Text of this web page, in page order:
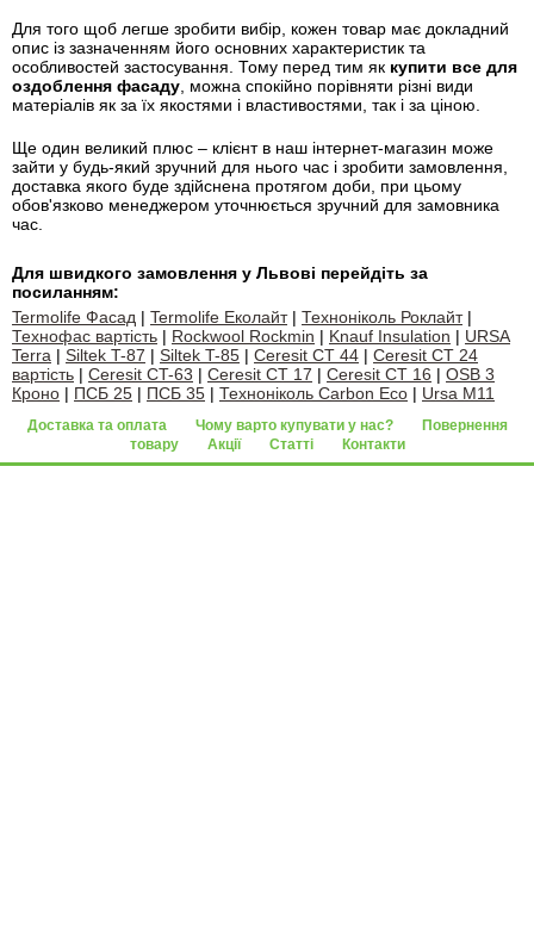
Для того щоб легше зробити вибір, кожен товар має докладний
опис із зазначенням його основних характеристик та
особливостей застосування. Тому перед тим як купити все для
оздоблення фасаду , можна спокійно порівняти різні види
матеріалів як за їх якостями і властивостями, так і за ціною.
Ще один великий плюс – клієнт в наш інтернет-магазин може
зайти у будь-який зручний для нього час і зробити замовлення,
доставка якого буде здійснена протягом доби, при цьому
обов'язково менеджером уточнюється зручний для замовника
час.
Для швидкого замовлення у Львові перейдіть за
посиланням:
Termolife Фасад | Termolife Еколайт| Техноніколь Роклайт|
Технофас вартість | Rockwool Rockmin | Knauf Insulation | URSA
Terra | Siltek T-87 | Siltek T-85 | Ceresit CT 44 | Ceresit CT 24
вартість | Ceresit CT-63 | Ceresit CT 17 | Ceresit CT 16 | OSB 3
Кроно | ПСБ 25 | ПСБ 35 | Техноніколь Carbon Eco | Ursa M11
Доставка та оплата Чому варто купувати у нас?
Повернення
товару
Акції Статті Контакти